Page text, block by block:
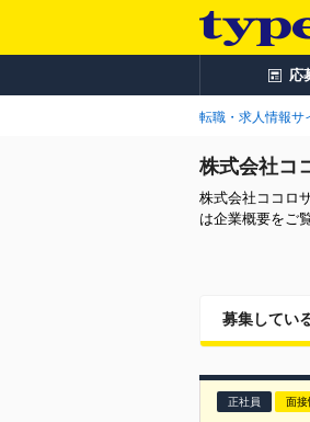
応
転職・求人情報サ
株式会社コ
株式会社ココロ
は企業概要をご
募集してい
正社員 面接